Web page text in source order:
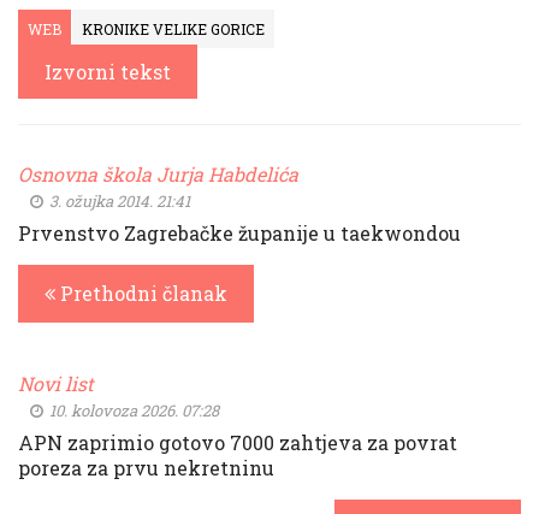
WEB KRONIKE VELIKE GORICE
Izvorni tekst
Osnovna škola Jurja Habdelića
3. ožujka 2014. 21:41
Prvenstvo Zagrebačke županije u taekwondou
Prethodni članak
Novi list
10. kolovoza 2026. 07:28
APN zaprimio gotovo 7000 zahtjeva za povrat
poreza za prvu nekretninu